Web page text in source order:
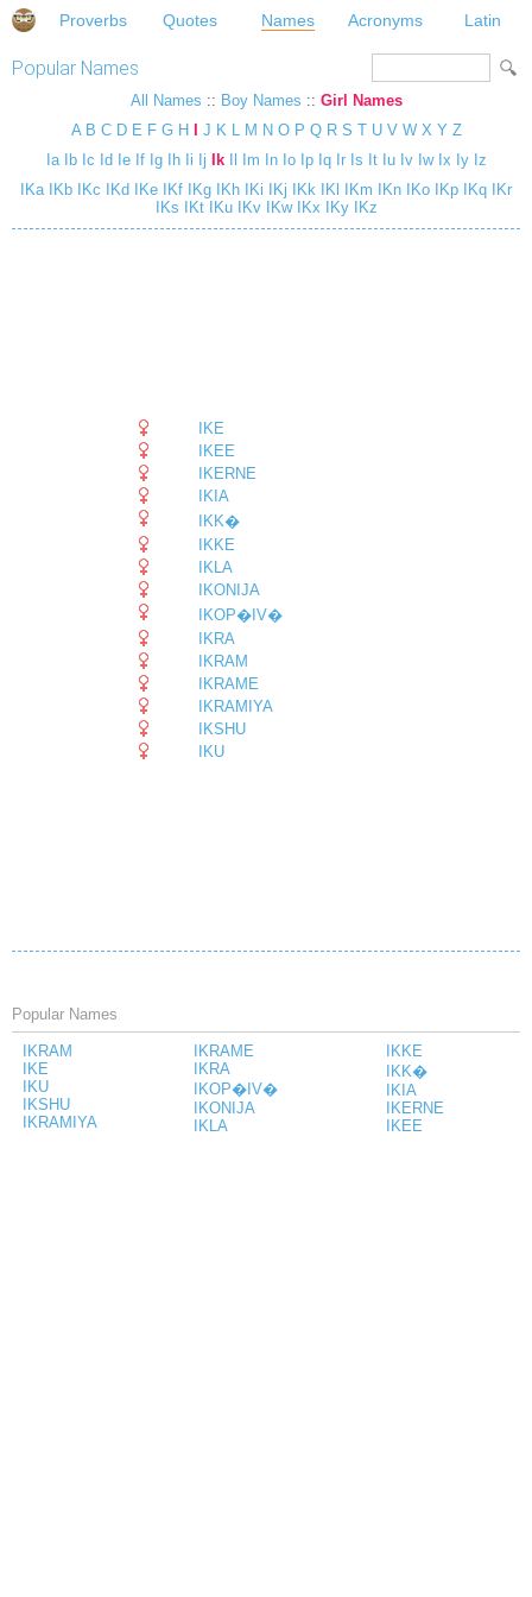
Proverbs Quotes Names Acronyms Latin
Popular Names
All Names :: Boy Names :: Girl Names
A B C D E F G H J K L M N O P Q R S T U V W X Y Z
Ia
Ib Ic Id Ie If Ig Ih Ii Ij Ik Im In Io Ip Iq Ir Is It Iu Iv Iw Ix Iy Iz
IKaIKb IKc IKd IKe IKf IKg IKh IKi IKj IKk IKl IKm IKn IKo IKp IKq IKr
IKs IKtIKuIKvIKwIKx IKyIKz
IKE
IKEE
IKERNE
IKIA
IKK�
IKKE
IKLA
IKONIJA
IKOP�IV�
IKRA
IKRAM
IKRAME
IKRAMIYA
IKSHU
IKU
Popular Names
IKRAM
IKE
IKU
IKSHU
IKRAMIYA
IKRAME
IKRA
IKOP�IV�
IKONIJA
IKLA
IKKE
IKK�
IKIA
IKERNE
IKEE